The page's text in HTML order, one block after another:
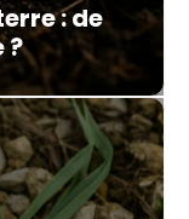
: de
?